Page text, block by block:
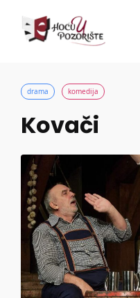
drama komedija
Kovači